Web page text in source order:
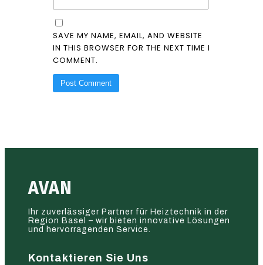
SAVE MY NAME, EMAIL, AND WEBSITE
IN THIS BROWSER FOR THE NEXT TIME I
COMMENT.
AVAN
Ihr zuverlässiger Partner für Heiztechnik in der
Region Basel – wir bieten innovative Lösungen
und hervorragenden Service.
Kontaktieren Sie Uns